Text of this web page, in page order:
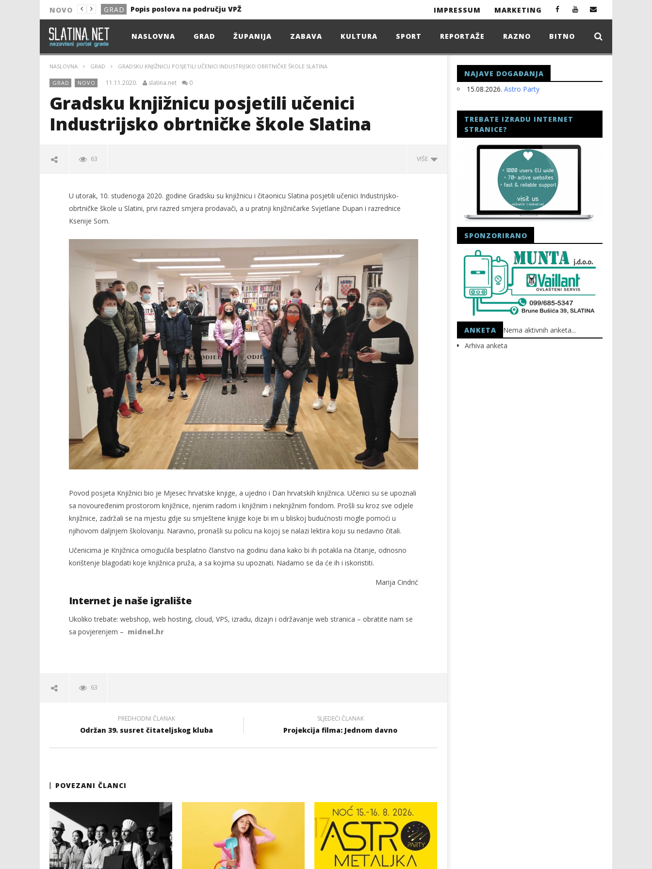
NOVO GRAD
Popis poslova na području VPŽ
NOVO
NOVO
Poduzetnička oluja: Priča o braći koja su u samo osam godina osvojila tržište
KULTURA
4. Oluja Jazz Fest donosi dvije večeri vrhunskog jazza
GRAD
13. akcija DDK u 2026.
IMPRESSUM MARKETING
NASLOVNA GRAD ŽUPANIJA ZABAVA KULTURA SPORT REPORTAŽE RAZNO BITNO
NASLOVNA GRAD GRADSKU KNJIŽNICU POSJETILI UČENICI INDUSTRIJSKO OBRTNIČKE ŠKOLE SLATINA
GRAD NOVO 11.11.2020. slatina.net 0
Gradsku knjižnicu posjetili učenici
Industrijsko obrtničke škole Slatina
63 VIŠE
TRENUTNO OTVORENO
Gradsku knjižnicu posjetili
učenici Industrijsko obrtničke
škole Slatina
slatina.net
Popis poslova na području VPŽ
11.11.2020.
slatina.net
Ljeto donosi bezbrižnu igru, ali
i zdravstvene izazove
11.11.2020.
slatina.net
11.11.2020.
HEP: Bez struje
11.11.2020.
slatina.net
U utorak, 10. studenoga 2020. godine Gradsku su knjižnicu i čitaonicu Slatina posjetili učenici Industrijsko-
obrtničke škole u Slatini, prvi razred smjera prodavači, a u pratnji knjižničarke Svjetlane Dupan i razrednice
Ksenije Som.
Povod posjeta Knjižnici bio je Mjesec hrvatske knjige, a ujedno i Dan hrvatskih knjižnica. Učenici su se upoznali
sa novouređenim prostorom knjižnice, njenim radom i knjižnim i neknjižnim fondom. Prošli su kroz sve odjele
knjižnice, zadržali se na mjestu gdje su smještene knjige koje bi im u bliskoj budućnosti mogle pomoći u
njihovom daljnjem školovanju. Naravno, pronašli su policu na kojoj se nalazi lektira koju su nedavno čitali.
Učenicima je Knjižnica omogućila besplatno članstvo na godinu dana kako bi ih potakla na čitanje, odnosno
korištenje blagodati koje knjižnica pruža, a sa kojima su upoznati. Nadamo se da će ih i iskoristiti.
Marija Cindrić
Internet je naše igralište
Ukoliko trebate: webshop, web hosting, cloud, VPS, izradu, dizajn i održavanje web stranica – obratite nam se
sa povjerenjem – midnel.hr
63
PREDHODNI ČLANAK
Održan 39. susret čitateljskog kluba
SLJEDEĆI ČLANAK
Projekcija filma: Jednom davno
POVEZANI ČLANCI
NAJAVE DOGAĐANJA
15.08.2026. Astro Party
TREBATE IZRADU INTERNET
STRANICE?
SPONZORIRANO
ANKETA
Nema aktivnih anketa...
Arhiva anketa